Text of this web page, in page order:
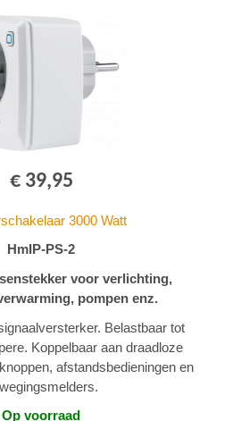
€ 39,95
3000 Watt
HmIP-PS-2
voor verlichting,
pompen enz.
Belastbaar tot
Koppelbaar aan draadloze
afstandsbedieningen en
Op voorraad